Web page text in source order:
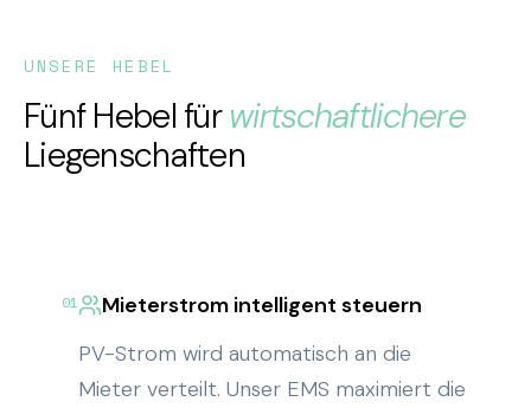
UNSERE HEBEL
Fünf Hebel fürwirtschaftlichere
Liegenschaften
01
Mieterstrom intelligent steuern
PV-Strom wird automatisch an die
Mieter verteilt. Unser EMS maximiert die